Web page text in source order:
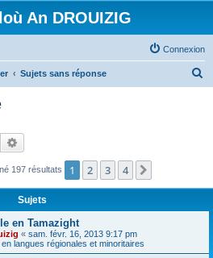
An DROUIZIG
Connexion
Sujets sans réponse
c
Rechercher
197 résultats 1 2 3 4
Sujets
en Tamazight
« sam. févr. 16, 2013 9:17 pm
langues régionales et minoritaires